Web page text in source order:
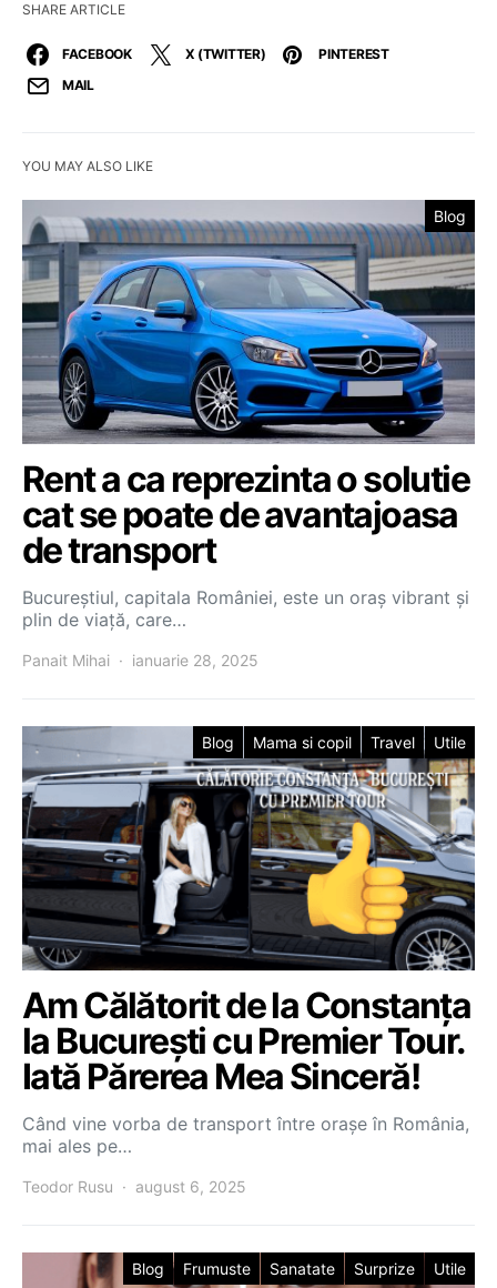
SHARE ARTICLE
FACEBOOK X (TWITTER)
PINTEREST
MAIL
YOU MAY ALSO LIKE
Blog
Rent a ca reprezinta o solutie
cat se poate de avantajoasa
de transport
Bucureștiul, capitala României, este un oraș vibrant și
plin de viață, care…
Panait Mihai ianuarie 28, 2025
Blog Mama si copil Travel Utile
Am Călătorit de la Constanța
la București cu Premier Tour.
Iată Părerea Mea Sinceră!
Când vine vorba de transport între orașe în România,
mai ales pe…
Teodor Rusu august 6, 2025
Blog Frumuste Sanatate Surprize Utile